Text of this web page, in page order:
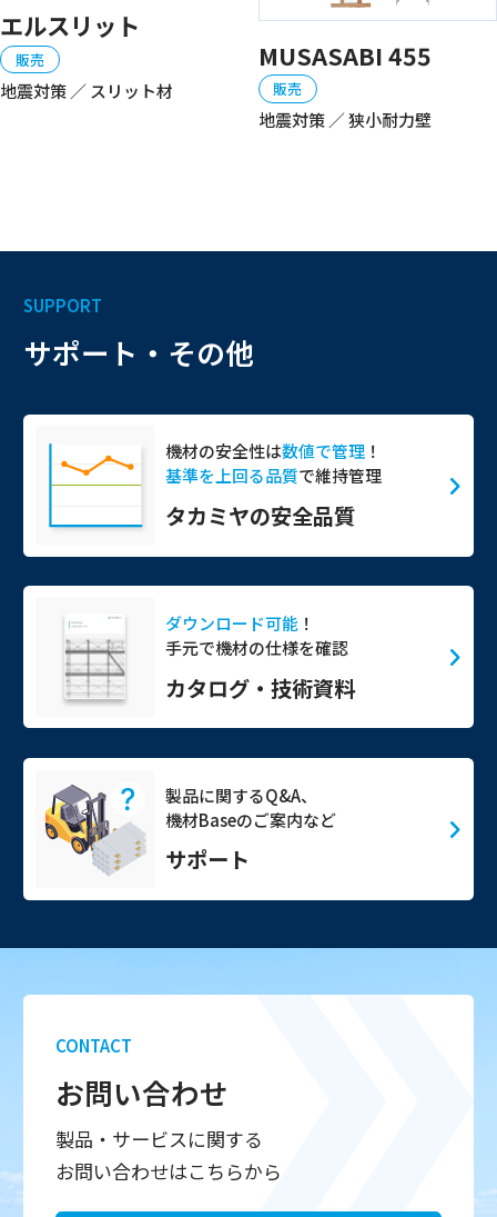
エルスリット
販売
地震対策 ／ スリット材
MUSASABI 455
販売
地震対策 ／ 狭小耐力壁
SUPPORT
サポート・その他
機材の安全性は数値で管理 ！
基準を上回る品質で維持管理
タカミヤの安全品質
ダウンロード可能 ！
手元で機材の仕様を確認
カタログ・技術資料
製品に関するQ&A、
機材Baseのご案内など
サポート
CONTACT
お問い合わせ
製品・サービスに関する
お問い合わせはこちらから